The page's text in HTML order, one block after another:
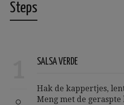
Steps
SALSA VERDE
Hak de kappertjes,
Meng met de geraspte